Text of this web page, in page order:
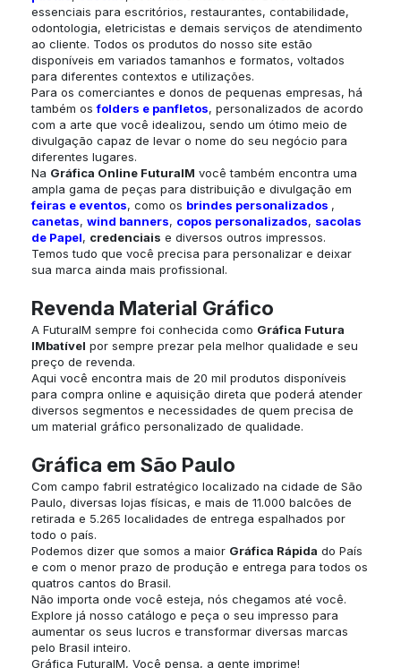
essenciais para escritórios, restaurantes, contabilidade,
odontologia, eletricistas e demais serviços de atendimento
ao cliente. Todos os produtos do nosso site estão
disponíveis em variados tamanhos e formatos, voltados
para diferentes contextos e utilizações.
Para os comerciantes e donos de pequenas empresas, há
também osfolders e panfletos, personalizados de acordo
com a arte que você idealizou, sendo um ótimo meio de
divulgação capaz de levar o nome do seu negócio para
diferentes lugares.
Na Gráfica Online FuturaIM você também encontra uma
ampla gama de peças para distribuição e divulgação em
feiras e eventos, como os brindes personalizados ,
canetas, wind banners, copos personalizados, sacolas
de Papel, credenciais e diversos outros impressos.
Temos tudo que você precisa para personalizar e deixar
sua marca ainda mais profissional.
Revenda Material Gráfico
A FuturaIM sempre foi conhecida como Gráfica Futura
IMbatível por sempre prezar pela melhor qualidade e seu
preço de revenda.
Aqui você encontra mais de 20 mil produtos disponíveis
para compra online e aquisição direta que poderá atender
diversos segmentos e necessidades de quem precisa de
um material gráfico personalizado de qualidade.
Gráfica em São Paulo
Com campo fabril estratégico localizado na cidade de São
Paulo, diversas lojas físicas, e mais de 11.000 balcões de
retirada e 5.265 localidades de entrega espalhados por
todo o país.
Podemos dizer que somos a maior Gráfica Rápida do País
e com o menor prazo de produção e entrega para todos os
quatros cantos do Brasil.
Não importa onde você esteja, nós chegamos até você.
Explore já nosso catálogo e peça o seu impresso para
aumentar os seus lucros e transformar diversas marcas
pelo Brasil inteiro.
Gráfica FuturaIM, Você pensa, a gente imprime!